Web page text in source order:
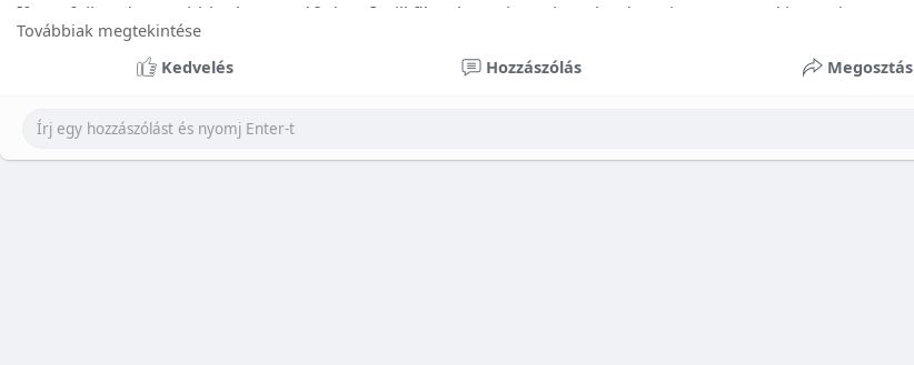
If you fail to do so within the next 10 days I will file a lawsuit against the domain owner and its registrar.
According to DNS Records
Sincerely CEO John Freeman
Továbbiak megtekintése
Kedvelés
Hozzászólás Megosztás